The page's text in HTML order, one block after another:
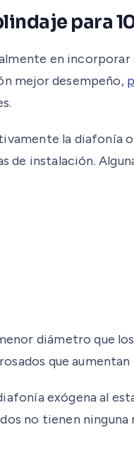
para
en
mejor desempeño,
la
instalación.
diámetro que
que
exógena al
no tienen